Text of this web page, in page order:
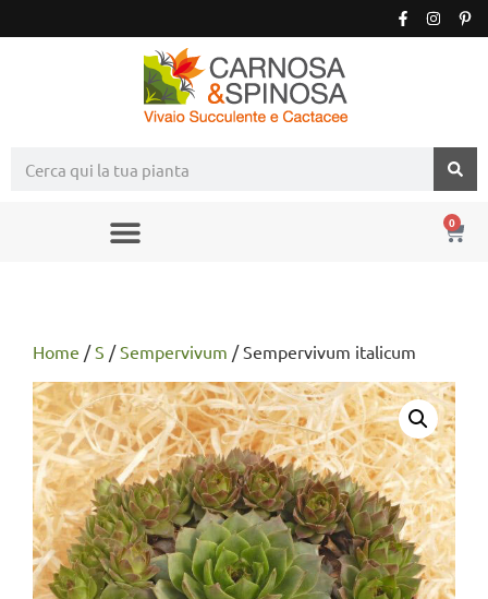
0
Home /S /Sempervivum / Sempervivum italicum